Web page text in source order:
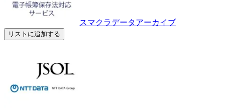
スマクラデータアーカイブ
リストに追加する